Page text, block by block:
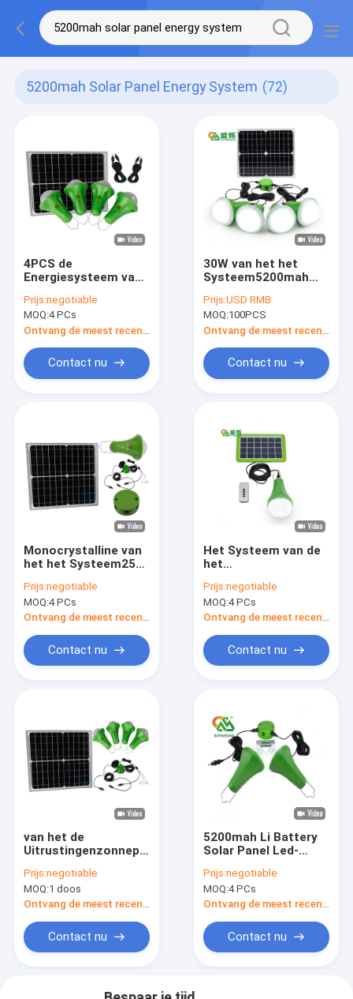
5200mah Solar Panel Energy System (72)
4PCS de
Energiesysteem van
18650 Zonnepaneel
om Te kamperen
Prijs:negotiable
MOQ:4 PCs
Contact nu
30W van het het
Systeem5200mah
zonnepaneelenergie
de
Verlichtingssysteem
met 4PCS-LEIDENE
Lampen
Prijs:USD RMB
MOQ:100PCS
Contact nu
Monocrystalline van
het het Systeem25w
Zonnehuis van de
Zonnepaneelenergie
de
Prijs:negotiable
MOQ:4 PCs
Contact nu
Het Systeem van de
het
van ROHS 3PCS
11Hours aan de
Zonne-
30Hours voor Huizen
Prijs:negotiable
MOQ:4 PCs
Contact nu
van het de
Uitrustingenzonnepaneel
Li Battery Solar
Powered Light de
Uitrusting van de de
Prijs:negotiable
MOQ:1 doos
Ontvang de meest recente Prijs
Contact nu
5200mah Li Battery
Solar Panel Led-
met Afzonderlijk
Comité
Prijs:negotiable
MOQ:4 PCs
Ontvang de meest recente Prijs
Contact nu